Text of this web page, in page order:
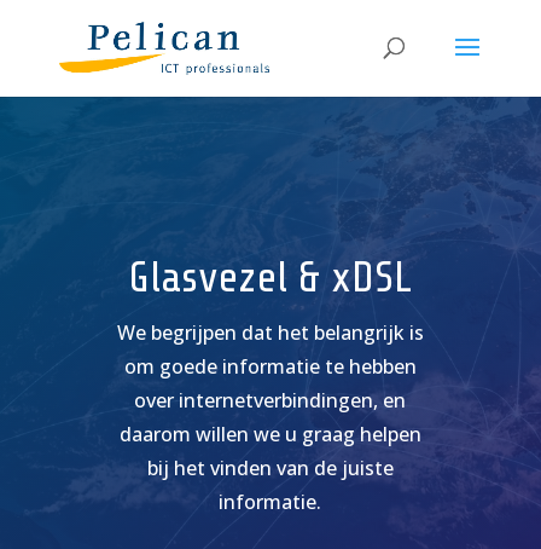
Glasvezel & xDSL
We begrijpen dat het belangrijk is
om goede informatie te hebben
over internetverbindingen, en
daarom willen we u graag helpen
bij het vinden van de juiste
informatie.